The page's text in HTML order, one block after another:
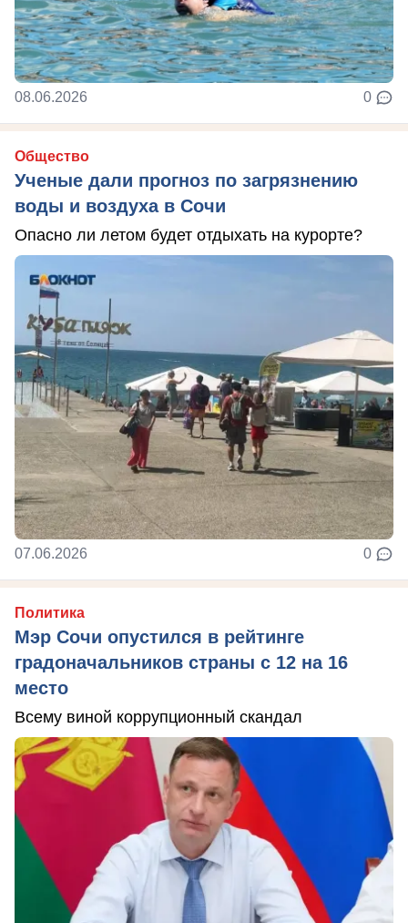
08.06.2026 0
Общество
Ученые дали прогноз по загрязнению
воды и воздуха в Сочи
Опасно ли летом будет отдыхать на курорте?
07.06.2026 0
Политика
Мэр Сочи опустился в рейтинге
градоначальников страны с 12 на 16
место
Всему виной коррупционный скандал